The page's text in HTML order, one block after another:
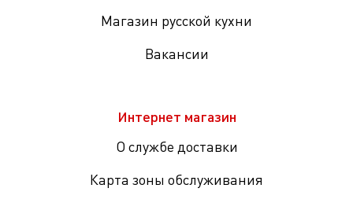
Магазин русской кухни
Вакансии
Интернет магазин
О службе доставки
Карта зоны обслуживания